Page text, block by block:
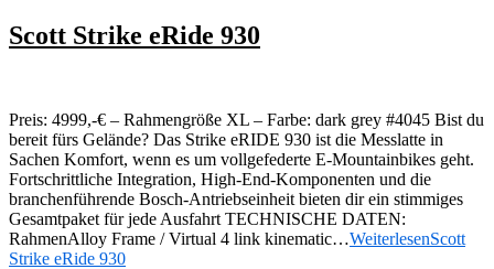
Scott Strike eRide 930
Preis: 4999,-€ – Rahmengröße XL – Farbe: dark grey #4045 Bist du
bereit fürs Gelände? Das Strike eRIDE 930 ist die Messlatte in
Sachen Komfort, wenn es um vollgefederte E-Mountainbikes geht.
Fortschrittliche Integration, High-End-Komponenten und die
branchenführende Bosch-Antriebseinheit bieten dir ein stimmiges
Gesamtpaket für jede Ausfahrt TECHNISCHE DATEN:
RahmenAlloy Frame / Virtual 4 link kinematic…WeiterlesenScott
Strike eRide 930